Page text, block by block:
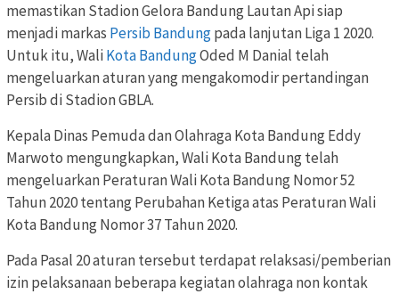
memastikan Stadion Gelora Bandung Lautan Api siap
menjadi markas Persib Bandungpada lanjutan Liga 1 2020.
Untuk itu, WaliKota BandungOded M Danial telah
mengeluarkan aturan yang mengakomodir pertandingan
Persib di Stadion GBLA.
Kepala Dinas Pemuda dan Olahraga Kota Bandung Eddy
Marwoto mengungkapkan, Wali Kota Bandung telah
mengeluarkan Peraturan Wali Kota Bandung Nomor 52
Tahun 2020 tentang Perubahan Ketiga atas Peraturan Wali
Kota Bandung Nomor 37 Tahun 2020.
Pada Pasal 20 aturan tersebut terdapat relaksasi/pemberian
izin pelaksanaan beberapa kegiatan olahraga non kontak